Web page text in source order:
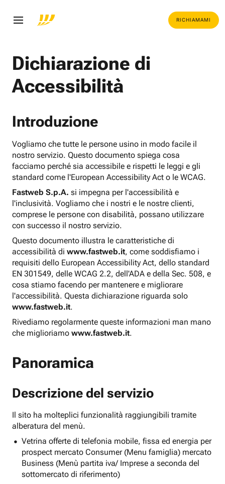
RICHIAMAMI
Dichiarazione di
Accessibilità
Introduzione
Vogliamo che tutte le persone usino in modo facile il
nostro servizio. Questo documento spiega cosa
facciamo perché sia accessibile e rispetti le leggi e gli
standard come l'European Accessibility Act o le WCAG.
Fastweb S.p.A. si impegna per l'accessibilità e
l'inclusività. Vogliamo che i nostri e le nostre clienti,
comprese le persone con disabilità, possano utilizzare
con successo il nostro servizio.
Questo documento illustra le caratteristiche di
accessibilità di www.fastweb.it, come soddisfiamo i
requisiti dello European Accessibility Act, dello standard
EN 301549, delle WCAG 2.2, dell'ADA e della Sec. 508, e
cosa stiamo facendo per mantenere e migliorare
l'accessibilità. Questa dichiarazione riguarda solo
www.fastweb.it.
Rivediamo regolarmente queste informazioni man mano
che miglioriamo www.fastweb.it.
Panoramica
Descrizione del servizio
Il sito ha molteplici funzionalità raggiungibili tramite
alberatura del menù.
Vetrina offerte di telefonia mobile, fissa ed energia per
prospect mercato Consumer (Menu famiglia) mercato
Business (Menù partita iva/ Imprese a seconda del
sottomercato di riferimento)